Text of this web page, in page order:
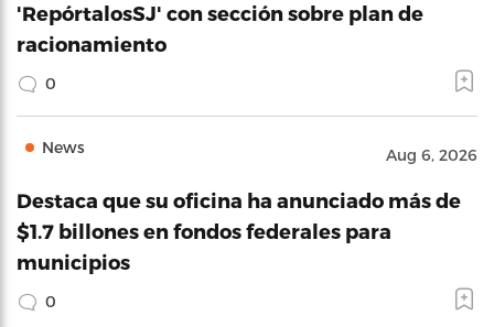
'RepórtalosSJ' con sección sobre plan de
racionamiento
0
News Aug 6, 2026
Destaca que su oficina ha anunciado más de
$1.7 billones en fondos federales para
municipios
0